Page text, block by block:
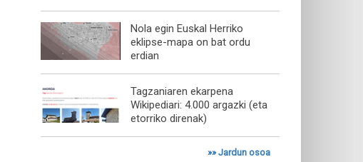
Nola egin Euskal Herriko
eklipse-mapa on bat ordu
erdian
Tagzaniaren ekarpena
Wikipediari: 4.000 argazki (eta
etorriko direnak)
»»Jardun osoa